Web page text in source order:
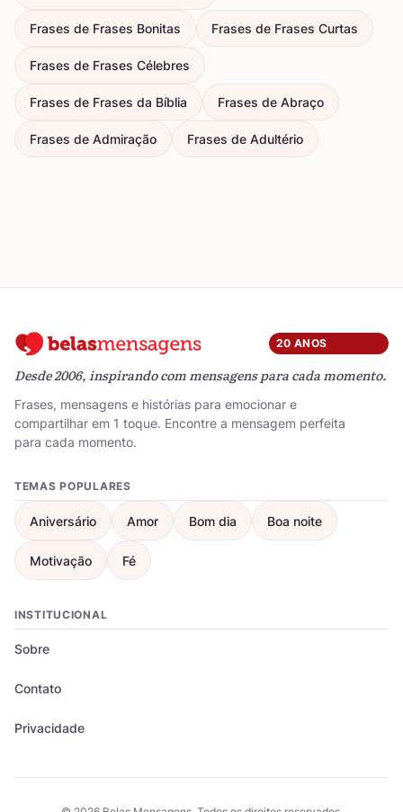
Frases de Frases Bonitas Frases de Frases Curtas
Frases de Frases Célebres
Frases de Frases da Bíblia Frases de Abraço
Frases de Admiração Frases de Adultério
20 ANOS
Desde 2006, inspirando com mensagens para cada momento.
Frases, mensagens e histórias para emocionar e
compartilhar em 1 toque. Encontre a mensagem perfeita
para cada momento.
TEMAS POPULARES
Aniversário Amor Bom dia Boa noite
Motivação Fé
INSTITUCIONAL
Sobre
Contato
Privacidade